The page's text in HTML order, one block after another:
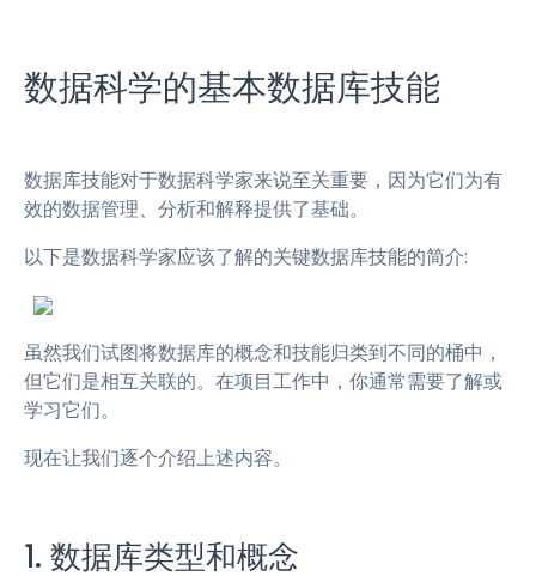
数据科学的基本数据库技能
数据库技能对于数据科学家来说至关重要，因为它们为有
效的数据管理、分析和解释提供了基础。
以下是数据科学家应该了解的关键数据库技能的简介:
虽然我们试图将数据库的概念和技能归类到不同的桶中，
但它们是相互关联的。在项目工作中，你通常需要了解或
学习它们。
现在让我们逐个介绍上述内容。
1. 数据库类型和概念